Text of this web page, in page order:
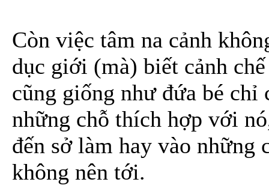
Còn việc tâm na cảnh
dục giới (mà) biết cảnh
cũng giống như đứa bé chỉ
những chỗ thích hợp với
đến sở làm hay vào những
không nên tới.